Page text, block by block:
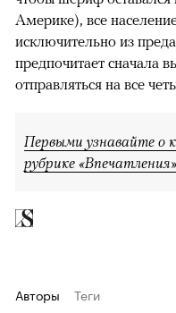
Америке), все
исключительно из
предпочитает сначала
отправляться на все
Первыми узнавайте о
рубрике «Впечатления»
Авторы Теги